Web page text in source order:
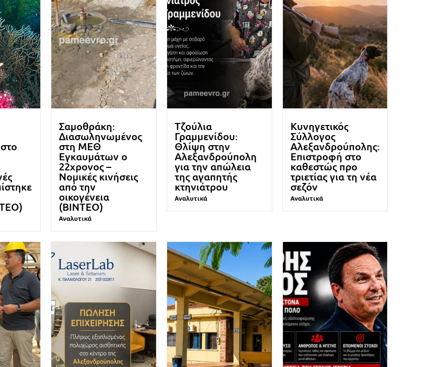
Σαμοθράκη:
Διασωληνωμένος
στη ΜΕΘ
Εγκαυμάτων ο
22χρονος –
Νομικές κινήσεις
από την
οικογένεια
(ΒΙΝΤΕΟ)
Αναλυτικά
Τζούλια
Γραμμενίδου:
Θλίψη στην
Αλεξανδρούπολη
για την απώλεια
της αγαπητής
κτηνιάτρου
Αναλυτικά
Κυνηγετικός
Σύλλογος
Αλεξανδρούπολης:
Επιστροφή στο
καθεστώς προ
τριετίας για τη νέα
σεζόν
Αναλυτικά